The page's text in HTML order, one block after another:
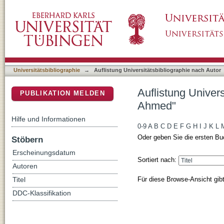
Universitätsbibliographie → Auflistung Universitätsbibliographie nach Autor
Auflistung
Ahmed"
0-9 A B C D E F G H J K L
Oder geben Sie die ersten
Sortiert nach:
Für diese Browse-Ansicht
PUBLIKATION MELDEN
Hilfe und Informationen
Stöbern
Erscheinungsdatum
Autoren
Titel
DDC-Klassifikation